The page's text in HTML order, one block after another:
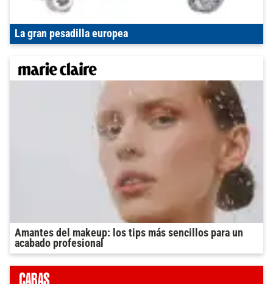
La gran pesadilla europea
Amantes del makeup: los tips más sencillos para un
acabado profesional